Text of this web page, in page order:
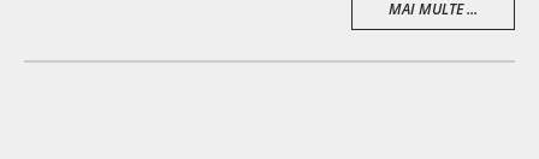
MAI MULTE ...